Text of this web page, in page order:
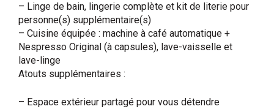
– Linge de bain, lingerie complète et kit de literie pour
personne(s) supplémentaire(s)
– Cuisine équipée : machine à café automatique +
Nespresso Original (à capsules), lave-vaisselle et
lave-linge
Atouts supplémentaires :
– Espace extérieur partagé pour vous détendre